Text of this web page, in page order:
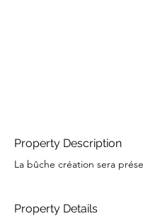
Property Description
La bûche création sera
Property Details